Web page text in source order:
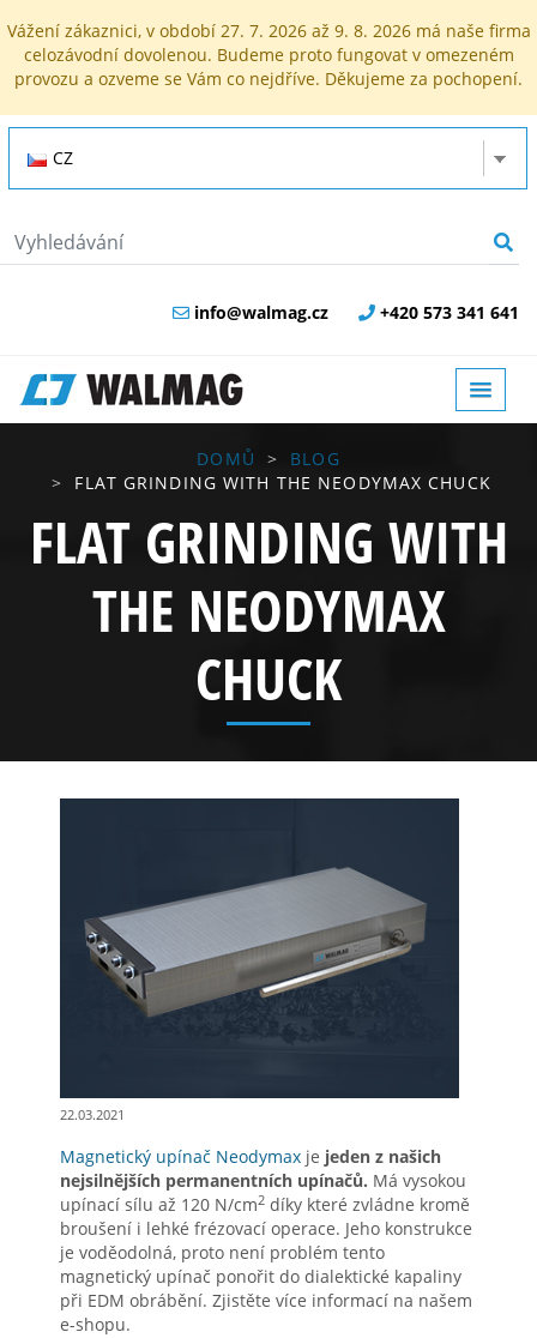
Vážení zákaznici, v období 27. 7. 2026 až 9. 8. 2026 má naše firma
celozávodní dovolenou. Budeme proto fungovat v omezeném
provozu a ozveme se Vám co nejdříve. Děkujeme za pochopení.
CZ
+420 573 341 641
info@walmag.cz
DOMŮ
BLOG
FLAT GRINDING WITH THE NEODYMAX CHUCK
FLAT GRINDING WITH
THE NEODYMAX
CHUCK
22.03.2021
Magnetický upínač Neodymax je jeden z našich
nejsilnějších permanentních upínačů. Má vysokou
upínací sílu až 120 N/cm2 díky které zvládne kromě
broušení i lehké frézovací operace. Jeho konstrukce
je voděodolná, proto není problém tento
magnetický upínač ponořit do dialektické kapaliny
při EDM obrábění. Zjistěte více informací na našem
e-shopu.